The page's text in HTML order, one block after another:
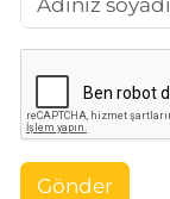
Gönder